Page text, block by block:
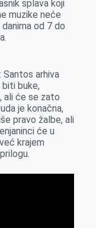
splava koji
muzike neće
od 7 do
Santos arhiva
buke,
ali će se zato
je konačna,
pravo žalbe, ali
će u
krajem